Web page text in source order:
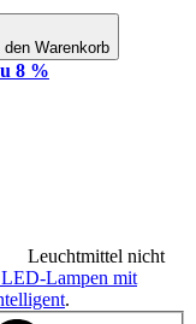
den Warenkorb
8 %
Leuchtmittel nicht
LED-Lampen mit
.